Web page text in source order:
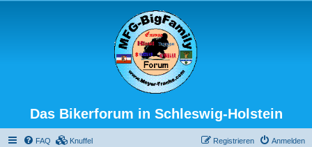
Das Bikerforum in Schleswig-Holstein
FAQ Knuffel Anmelden
Registrieren